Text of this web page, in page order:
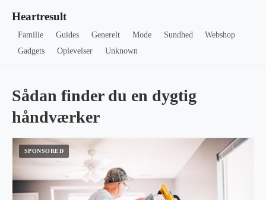
Heartresult
Familie Guides Generelt Mode Sundhed
Webshop
Gadgets
Oplevelser Unknown
Sådan finder du en dygtig
håndværker